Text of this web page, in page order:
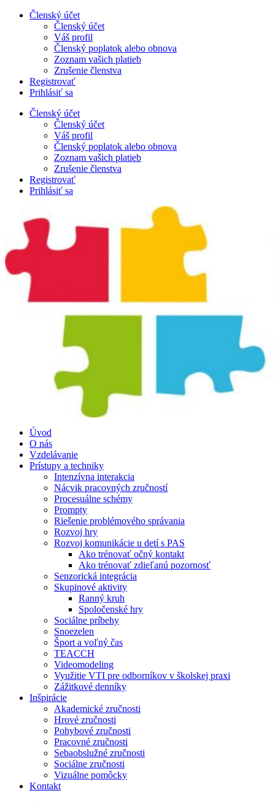
PreskočiťČlenský účet
Členský účet
Váš profil
Členský poplatok alebo obnova
Zoznam vašich platieb
Zrušenie členstva
Registrovať
Prihlásiť sa
Členský účet
Členský účet
Váš profil
Členský poplatok alebo obnova
Zoznam vašich platieb
Zrušenie členstva
Registrovať
Prihlásiť sa
Úvod
O nás
Vzdelávanie
Prístupy a techniky
Intenzívna interakcia
Nácvik pracovných zručností
Procesuálne schémy
Prompty
Riešenie problémového správania
Rozvoj hry
Rozvoj komunikácie u detí s PAS
Ako trénovať očný kontakt
Ako trénovať zdieľanú pozornosť
Senzorická integrácia
Skupinové aktivity
Ranný kruh
Spoločenské hry
Sociálne príbehy
Snoezelen
Šport a voľný čas
TEACCH
Videomodeling
Využitie VTI pre odborníkov v školskej praxi
Zážitkové denníky
Inšpirácie
Akademické zručnosti
Hrové zručnosti
Pohybové zručnosti
Pracovné zručnosti
Sebaobslužné zručnosti
Sociálne zručnosti
Vizuálne pomôcky
Kontakt